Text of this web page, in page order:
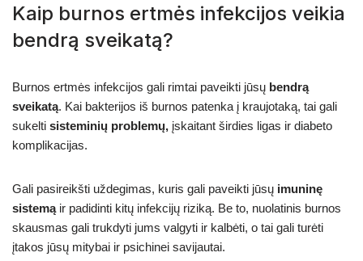
Kaip burnos ertmės infekcijos veikia
bendrą sveikatą?
Burnos ertmės infekcijos gali rimtai paveikti jūsų bendrą
sveikatą. Kai bakterijos iš burnos patenka į kraujotaką, tai gali
sukelti sisteminių problemų, įskaitant širdies ligas ir diabeto
komplikacijas.
Gali pasireikšti uždegimas, kuris gali paveikti jūsų imuninę
sistemąir padidinti kitų infekcijų riziką. Be to, nuolatinis burnos
skausmas gali trukdyti jums valgyti ir kalbėti, o tai gali turėti
įtakos jūsų mitybai ir psichinei savijautai.